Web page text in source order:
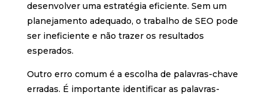
desenvolver uma estratégia eficiente. Sem um
planejamento adequado, o trabalho de SEO pode
ser ineficiente e não trazer os resultados
esperados.
Outro erro comum é a escolha de palavras-chave
erradas. É importante identificar as palavras-